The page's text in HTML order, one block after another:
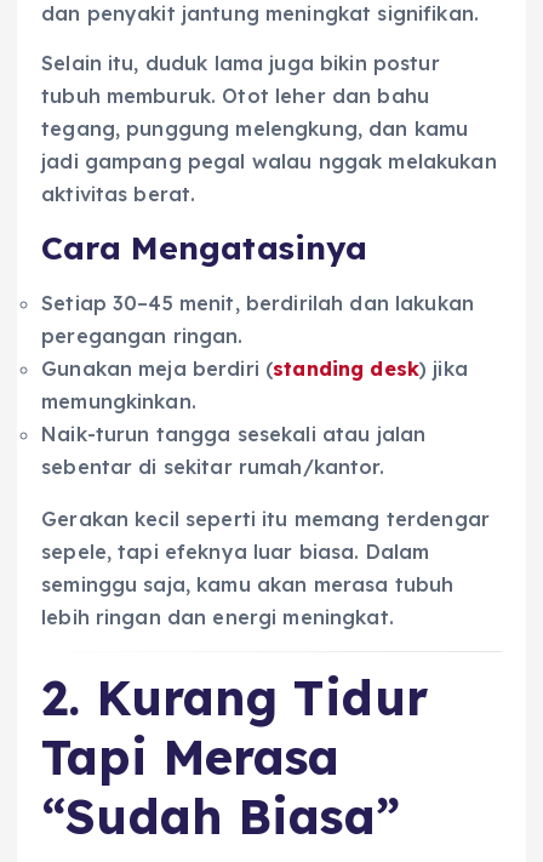
dan penyakit jantung meningkat signifikan.
Selain itu, duduk lama juga bikin postur
tubuh memburuk. Otot leher dan bahu
tegang, punggung melengkung, dan kamu
jadi gampang pegal walau nggak melakukan
aktivitas berat.
Cara Mengatasinya
Setiap 30–45 menit, berdirilah dan lakukan
peregangan ringan.
Gunakan meja berdiri (standing desk) jika
memungkinkan.
Naik-turun tangga sesekali atau jalan
sebentar di sekitar rumah/kantor.
Gerakan kecil seperti itu memang terdengar
sepele, tapi efeknya luar biasa. Dalam
seminggu saja, kamu akan merasa tubuh
lebih ringan dan energi meningkat.
2. Kurang Tidur
Tapi Merasa
“Sudah Biasa”